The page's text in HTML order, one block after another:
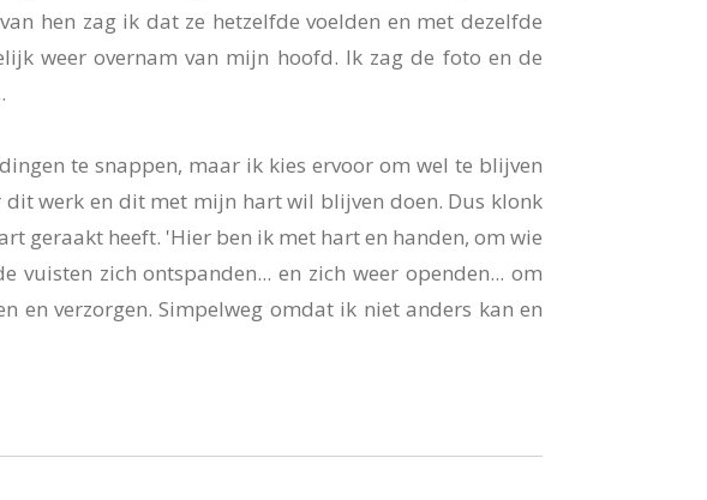
hen zag ik dat ze hetzelfde voelden en met dezelfde
weer overnam van mijn hoofd. Ik zag de foto en de
te snappen, maar ik kies ervoor om wel te blijven
werk en dit met mijn hart wil blijven doen. Dus klonk
geraakt heeft. 'Hier ben ik met hart en handen, om wie
zich ontspanden... en zich weer openden... om
en verzorgen.Simpelweg omdat ik niet anders kan en